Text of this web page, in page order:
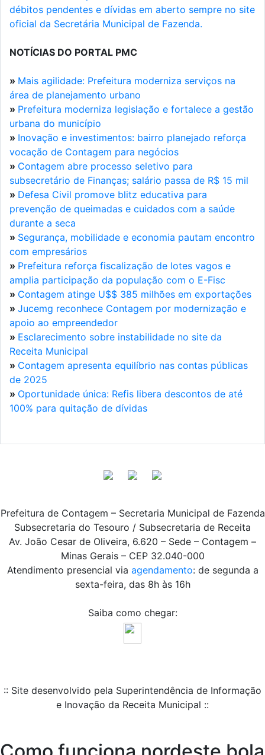
débitos pendentes e dívidas em aberto sempre no site
oficial da Secretária Municipal de Fazenda.
NOTÍCIAS DO PORTAL PMC
» Mais agilidade: Prefeitura moderniza serviços na
área de planejamento urbano
» Prefeitura moderniza legislação e fortalece a gestão
urbana do município
» Inovação e investimentos: bairro planejado reforça
vocação de Contagem para negócios
» Contagem abre processo seletivo para
subsecretário de Finanças; salário passa de R$ 15 mil
» Defesa Civil promove blitz educativa para
prevenção de queimadas e cuidados com a saúde
durante a seca
» Segurança, mobilidade e economia pautam encontro
com empresários
» Prefeitura reforça fiscalização de lotes vagos e
amplia participação da população com o E-Fisc
» Contagem atinge U$$ 385 milhões em exportações
» Jucemg reconhece Contagem por modernização e
apoio ao empreendedor
» Esclarecimento sobre instabilidade no site da
Receita Municipal
» Contagem apresenta equilíbrio nas contas públicas
de 2025
» Oportunidade única: Refis libera descontos de até
100% para quitação de dívidas
Prefeitura de Contagem – Secretaria Municipal de Fazenda
Subsecretaria do Tesouro / Subsecretaria de Receita
Av. João Cesar de Oliveira, 6.620 – Sede – Contagem –
Minas Gerais – CEP 32.040-000
Atendimento presencial via agendamento: de segunda a
sexta-feira, das 8h às 16h
Saiba como chegar:
:: Site desenvolvido pela Superintendência de Informação
e Inovação da Receita Municipal ::